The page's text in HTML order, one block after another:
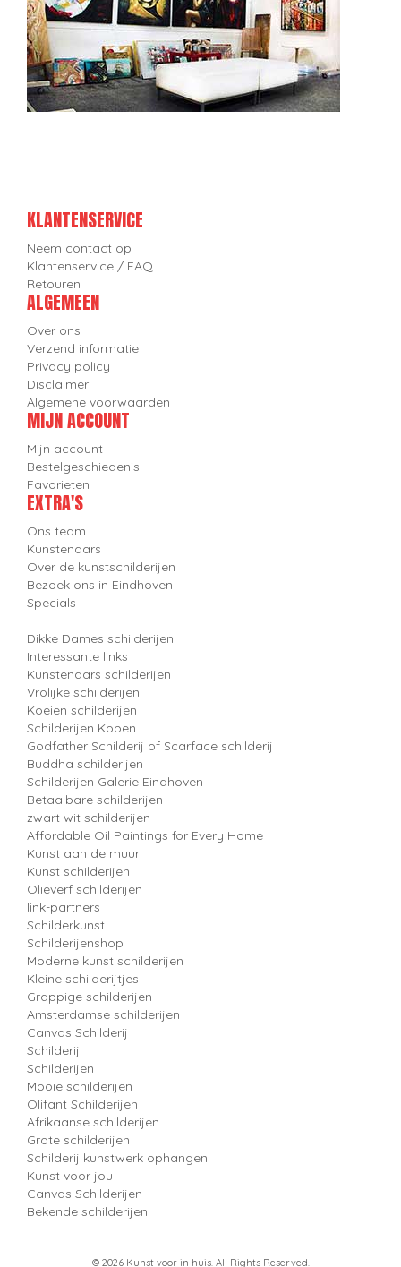
KLANTENSERVICE
Neem contact op
Klantenservice / FAQ
Retouren
ALGEMEEN
Over ons
Verzend informatie
Privacy policy
Disclaimer
Algemene voorwaarden
MIJN ACCOUNT
Mijn account
Bestelgeschiedenis
Favorieten
EXTRA'S
Ons team
Kunstenaars
Over de kunstschilderijen
Bezoek ons in Eindhoven
Specials
Dikke Dames schilderijen
Interessante links
Kunstenaars schilderijen
Vrolijke schilderijen
Koeien schilderijen
Schilderijen Kopen
Godfather Schilderij of Scarface schilderij
Buddha schilderijen
Schilderijen Galerie Eindhoven
Betaalbare schilderijen
zwart wit schilderijen
Affordable Oil Paintings for Every Home
Kunst aan de muur
Kunst schilderijen
Olieverf schilderijen
link-partners
Schilderkunst
Schilderijenshop
Moderne kunst schilderijen
Kleine schilderijtjes
Grappige schilderijen
Amsterdamse schilderijen
Canvas Schilderij
Schilderij
Schilderijen
Mooie schilderijen
Olifant Schilderijen
Afrikaanse schilderijen
Grote schilderijen
Schilderij kunstwerk ophangen
Kunst voor jou
Canvas Schilderijen
Bekende schilderijen
© 2026 Kunst voor in huis. All Rights Reserved.